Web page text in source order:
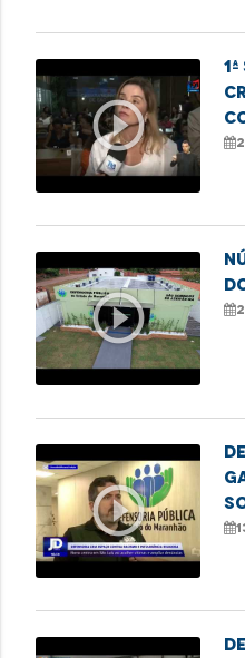
play_circle_outline
play_circle_outline
play_circle_outline